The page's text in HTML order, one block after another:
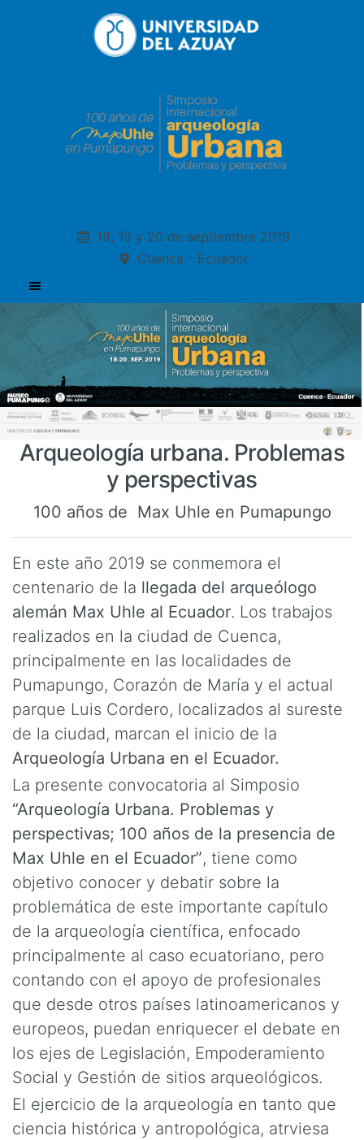
18, 19 y 20 de septiembre 2019
Cuenca - Ecuador
Arqueología urbana. Problemas
y perspectivas
100 años de Max Uhle en Pumapungo
En este año 2019 se conmemora el
centenario de la llegada del arqueólogo
alemán Max Uhle al Ecuador. Los trabajos
realizados en la ciudad de Cuenca,
principalmente en las localidades de
Pumapungo, Corazón de María y el actual
parque Luis Cordero, localizados al sureste
de la ciudad, marcan el inicio de la
Arqueología Urbana en el Ecuador.
La presente convocatoria al Simposio
“Arqueología Urbana. Problemas y
perspectivas; 100 años de la presencia de
Max Uhle en el Ecuador”, tiene como
objetivo conocer y debatir sobre la
problemática de este importante capítulo
de la arqueología científica, enfocado
principalmente al caso ecuatoriano, pero
contando con el apoyo de profesionales
que desde otros países latinoamericanos y
europeos, puedan enriquecer el debate en
los ejes de Legislación, Empoderamiento
Social y Gestión de sitios arqueológicos.
El ejercicio de la arqueología en tanto que
ciencia histórica y antropológica, atrviesa